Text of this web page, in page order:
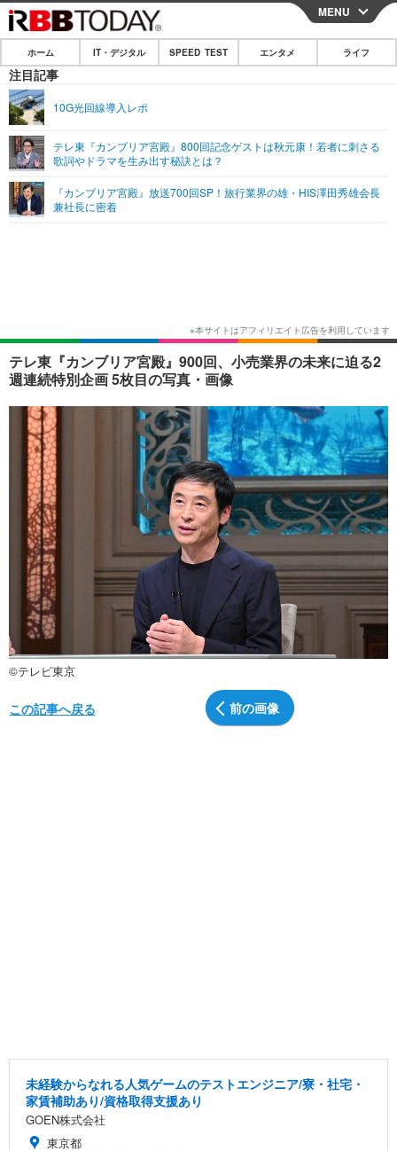
CLOSE
ホーム
IT・デジタル
ネタ
ショッピング その他
SPEED TEST
エンタメ
エンタメTOP
ショッピング その他
ライフ
MENU
ホーム IT・デジタル SPEED TEST エンタメ ライフ
注目記事
10G光回線導入レポ
テレ東『カンブリア宮殿』800回記念ゲストは秋元康！若者に刺さる
歌詞やドラマを生み出す秘訣とは？
『カンブリア宮殿』放送700回SP！旅行業界の雄・HIS澤田秀雄会長
兼社長に密着
テレ東『カンブリア宮殿』900回、小売業界の未来に迫る2
週連続特別企画 5枚目の写真・画像
©テレビ東京
前の画像
この記事へ戻る
未経験からなれる人気ゲームのテストエンジニア/寮・社宅・
家賃補助あり/資格取得支援あり
GOEN株式会社
東京都